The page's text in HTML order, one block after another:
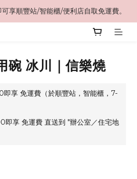
享順豐站/智能櫃/便利店自取免運費。
碗 冰川｜信樂燒
享 免運費（於順豐站，智能櫃，7-
享 免運費 直送到 "辦公室／住宅地